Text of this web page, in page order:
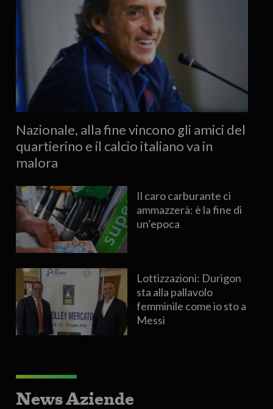
Nazionale, alla fine vincono gli amici del
quartierino e il calcio italiano va in
malora
Il caro carburante ci
ammazzerà: è la fine di
un’epoca
Lottizzazioni: Durigon
sta alla pallavolo
femminile come io sto a
Messi
News Aziende